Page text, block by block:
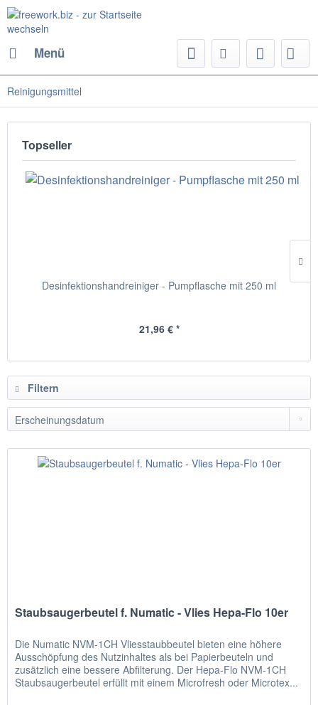
Menü
Reinigungsmittel
Topseller
Desinfektionshandreiniger - Pumpflasche mit 250 ml
21,96 € *
Filtern
Staubsaugerbeutel f. Numatic - Vlies Hepa-Flo 10er
Die Numatic NVM-1CH Vliesstaubbeutel bieten eine höhere
Ausschöpfung des Nutzinhaltes als bei Papierbeuteln und
zusätzlich eine bessere Abfilterung. Der Hepa-Flo NVM-1CH
Staubsaugerbeutel erfüllt mit einem Microfresh oder Microtex...